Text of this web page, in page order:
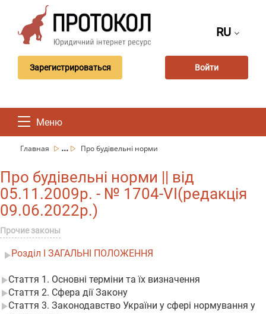
RU
Зарегистрироваться Войти
Меню
Главная ... Про будівельні норми
Про будівельні норми || від
05.11.2009р. - № 1704-VI(редакція
09.06.2022р.)
Прочие законы
Розділ I ЗАГАЛЬНІ ПОЛОЖЕННЯ
Стаття 1. Основні терміни та їх визначення
Стаття 2. Сфера дії Закону
Стаття 3. Законодавство України у сфері нормування у